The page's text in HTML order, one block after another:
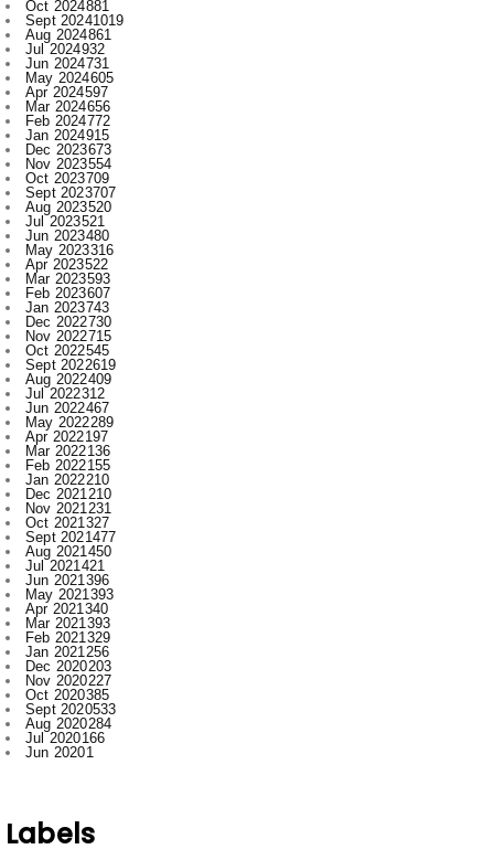
May 2024605
Apr 2024597
Mar 2024656
Feb 2024772
Jan 2024915
Dec 2023673
Nov 2023554
Oct 2023709
Sept 2023707
Aug 2023520
Jul 2023521
Jun 2023480
May 2023316
Apr 2023522
Mar 2023593
Feb 2023607
Jan 2023743
Dec 2022730
Nov 2022715
Oct 2022545
Sept 2022619
Aug 2022409
Jul 2022312
Jun 2022467
May 2022289
Apr 2022197
Mar 2022136
Feb 2022155
Jan 2022210
Dec 2021210
Nov 2021231
Oct 2021327
Sept 2021477
Aug 2021450
Jul 2021421
Jun 2021396
May 2021393
Apr 2021340
Mar 2021393
Feb 2021329
Jan 2021256
Dec 2020203
Nov 2020227
Oct 2020385
Sept 2020533
Aug 2020284
Jul 2020166
Jun 20201
Ambagarh
Ambagarh Chauki